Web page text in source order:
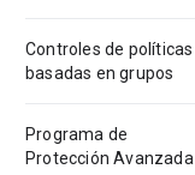
Controles de políticas
basadas en grupos
Programa de
Protección Avanzada